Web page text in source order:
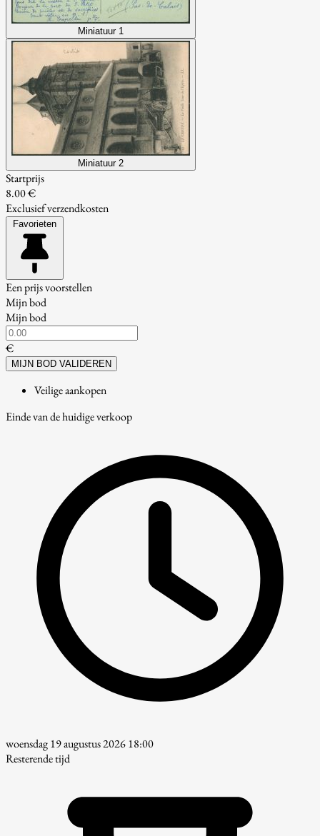
Miniatuur 1
Miniatuur 2
Startprijs
8.00 €
Exclusief verzendkosten
Favorieten
Een prijs voorstellen
Mijn bod
Mijn bod
€
MIJN BOD VALIDEREN
Veilige aankopen
Einde van de huidige verkoop
woensdag 19 augustus 2026 18:00
Resterende tijd